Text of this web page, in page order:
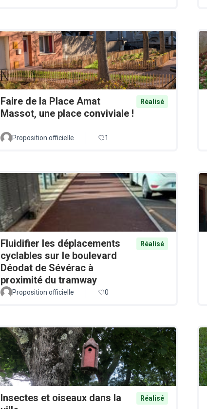
Faire de la Place Amat
Massot, une place conviviale !
Réalisé
Proposition officielle 1
Fluidifier les déplacements
cyclables sur le boulevard
Déodat de Sévérac à
proximité du tramway
Réalisé
Proposition officielle 0
Insectes et oiseaux dans la
Réalisé